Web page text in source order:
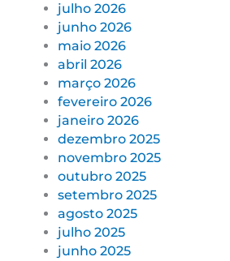
julho 2026
junho 2026
maio 2026
abril 2026
março 2026
fevereiro 2026
janeiro 2026
dezembro 2025
novembro 2025
outubro 2025
setembro 2025
agosto 2025
julho 2025
junho 2025